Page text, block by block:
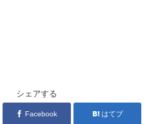
シェアする
Facebook はてブ